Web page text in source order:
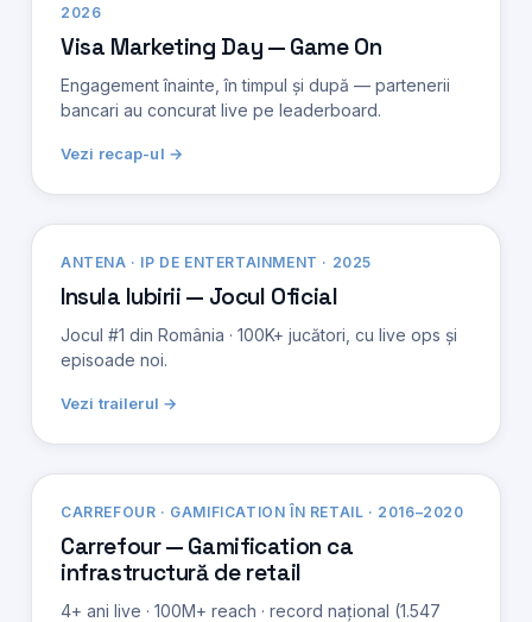
2026
Visa Marketing Day — Game On
Engagement înainte, în timpul și după — partenerii
bancari au concurat live pe leaderboard.
Vezi recap-ul →
ANTENA · IP DE ENTERTAINMENT · 2025
Insula Iubirii — Jocul Oficial
Jocul #1 din România · 100K+ jucători, cu live ops și
episoade noi.
Vezi trailerul →
CARREFOUR · GAMIFICATION ÎN RETAIL · 2016–2020
Carrefour — Gamification ca
infrastructură de retail
4+ ani live · 100M+ reach · record național (1.547